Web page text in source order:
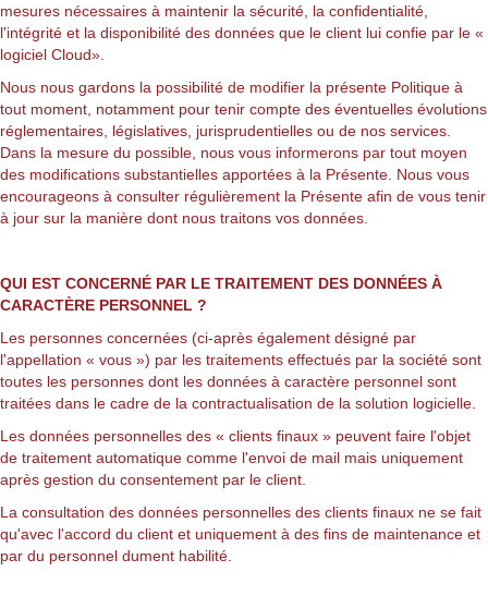
mesures nécessaires à maintenir la sécurité, la confidentialité,
l'intégrité et la disponibilité des données que le client lui confie par le «
logiciel Cloud».
Nous nous gardons la possibilité de modifier la présente Politique à
tout moment, notamment pour tenir compte des éventuelles évolutions
réglementaires, législatives, jurisprudentielles ou de nos services.
Dans la mesure du possible, nous vous informerons par tout moyen
des modifications substantielles apportées à la Présente. Nous vous
encourageons à consulter régulièrement la Présente afin de vous tenir
à jour sur la manière dont nous traitons vos données.
QUI EST CONCERNÉ PAR LE TRAITEMENT DES DONNÉES À
CARACTÈRE PERSONNEL ?
Les personnes concernées (ci-après également désigné par
l'appellation « vous ») par les traitements effectués par la société sont
toutes les personnes dont les données à caractère personnel sont
traitées dans le cadre de la contractualisation de la solution logicielle.
Les données personnelles des « clients finaux » peuvent faire l'objet
de traitement automatique comme l'envoi de mail mais uniquement
après gestion du consentement par le client.
La consultation des données personnelles des clients finaux ne se fait
qu'avec l'accord du client et uniquement à des fins de maintenance et
par du personnel dument habilité.